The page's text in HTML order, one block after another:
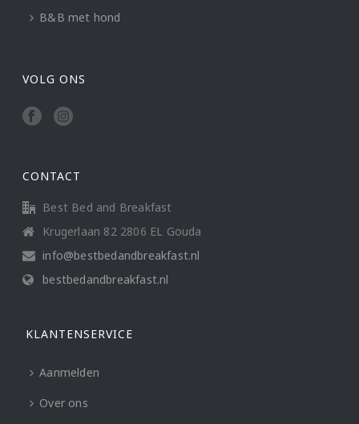
B&B met hond
VOLG ONS
CONTACT
Best Bed and Breakfast
Krugerlaan 82 2806 EL Gouda
info@bestbedandbreakfast.nl
bestbedandbreakfast.nl
KLANTENSERVICE
Aanmelden
Over ons